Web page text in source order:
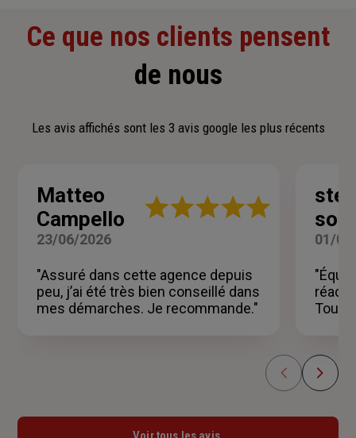
Ce que nos clients pensent
de nous
Les avis affichés sont les 3 avis google les plus récents
Matteo
Campello
Note
étoiles
23/06/2026
"Assuré dans cette agence depuis
peu, j’ai été très bien conseillé dans
mes démarches. Je recommande."
01/